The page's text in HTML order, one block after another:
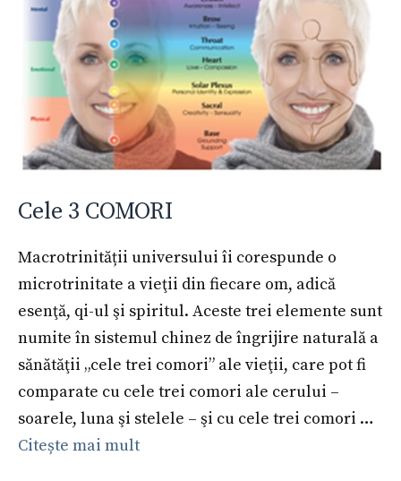
Cele 3 COMORI
Macrotrinității universului îi corespunde o
microtrinitate a vieţii din fiecare om, adică
esenţă, qi-ul şi spiritul. Aceste trei elemente sunt
numite în sistemul chinez de îngrijire naturală a
sănătăţii „cele trei comori” ale vieţii, care pot fi
comparate cu cele trei comori ale cerului –
soarele, luna şi stelele – şi cu cele trei comori …
Citește mai mult